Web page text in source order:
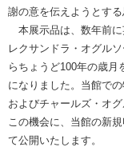
謝の意を伝えようとす
本展示品は、数年前に
レクサンドラ・オグル
らちょうど100年の歳月
になりました。当館で
およびチャールズ・オ
この機会に、当館の新
て公開いたします。